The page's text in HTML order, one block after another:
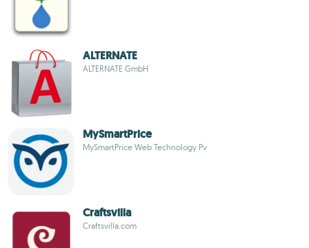
ALTERNATE
ALTERNATE GmbH
MySmartPrice
MySmartPrice Web Technology Pv
Craftsvilla
Craftsvilla.com